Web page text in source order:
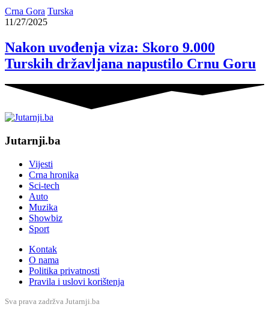
Crna Gora Turska
11/27/2025
Nakon uvođenja viza: Skoro 9.000
Turskih državljana napustilo Crnu Goru
Jutarnji.ba
Vijesti
Crna hronika
Sci-tech
Auto
Muzika
Showbiz
Sport
Kontak
O nama
Politika privatnosti
Pravila i uslovi korištenja
Sva prava zadržva Jutarnji.ba